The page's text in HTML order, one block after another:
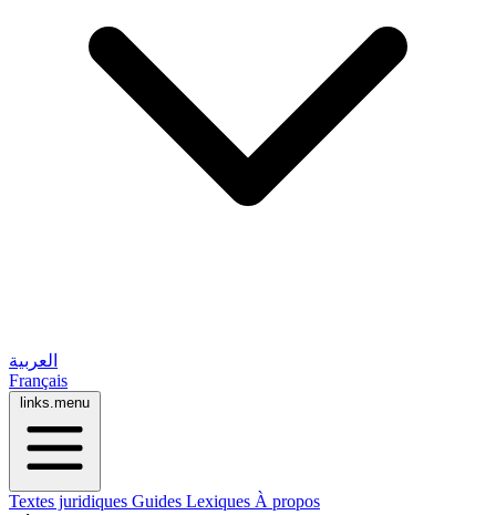
العربية
Français
links.menu
Textes juridiques Guides Lexiques À propos